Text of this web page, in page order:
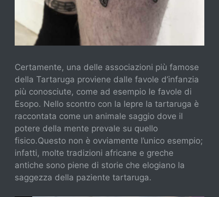
Certamente, una delle associazioni più famose
della Tartaruga proviene dalle favole d’infanzia
più conosciute, come ad esempio le favole di
Esopo. Nello scontro con la lepre la tartaruga è
raccontata come un animale saggio dove il
potere della mente prevale su quello
fisico.Questo non è ovviamente l’unico esempio;
infatti, molte tradizioni africane e greche
antiche sono piene di storie che elogiano la
saggezza della paziente tartaruga.